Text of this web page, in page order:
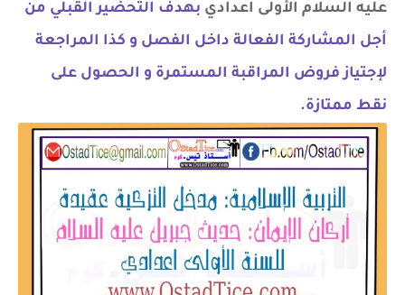
عليه السلام الأولى اعدادي بهدف التحضير القبلي من
أجل المشاركة الفعالة داخل الفصل و كذا المراجعة
لإجتياز فروض المراقبة المستمرة و الحصول على
نقط ممتازة.